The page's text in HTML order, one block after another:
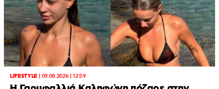
LIFESTYLE| 09.08.2026 | 12:59